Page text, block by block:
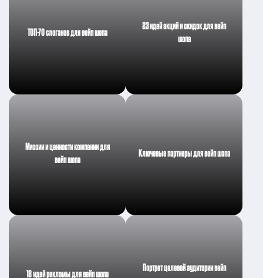
ТОП-70 слоганов для вейп шопа
23 идей акций и скидок для вейп
шопа
Миссии и ценности компании для
вейп шопа
Ключевые партнеры для вейп шопа
18 идей рекламы для вейп шопа
Портрет целевой аудитории вейп